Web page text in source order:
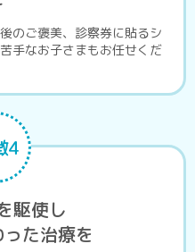
のご褒美、診察券に貼るシ
手なお子さまもお任せくだ
4
駆使し
た治療を